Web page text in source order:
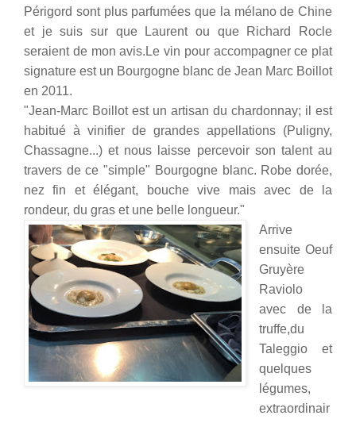
Périgord sont plus parfumées que la mélano de Chine
et je suis sur que Laurent ou que Richard Rocle
seraient de mon avis.Le vin pour accompagner ce plat
signature est un Bourgogne blanc de Jean Marc Boillot
en 2011.
"Jean-Marc Boillot est un artisan du chardonnay; il est
habitué à vinifier de grandes appellations (Puligny,
Chassagne...) et nous laisse percevoir son talent au
travers de ce "simple" Bourgogne blanc. Robe dorée,
nez fin et élégant, bouche vive mais avec de la
rondeur, du gras et une belle longueur."
Arrive
ensuite Oeuf
Gruyère
Raviolo
avec de la
truffe,du
Taleggio et
quelques
légumes,
extraordinair